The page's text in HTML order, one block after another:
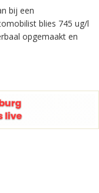
bij een
blies 745 ug/l
opgemaakt en